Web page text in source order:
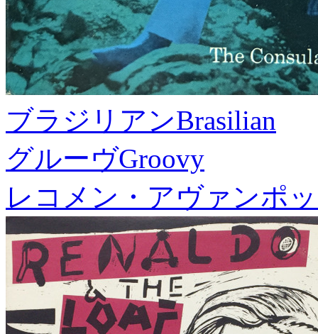
ブラジリアンBrasilian
グルーヴGroovy
レコメン・アヴァンポ